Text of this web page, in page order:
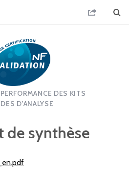
DES KITS
D'ANALYSE
de synthèse